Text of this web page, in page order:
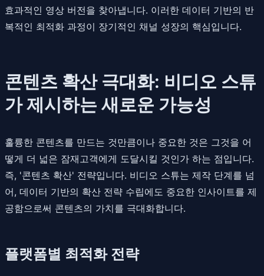
효과적인 영상 버전을 찾아냅니다. 이러한 데이터 기반의 반
복적인 최적화 과정이 장기적인 채널 성장의 핵심입니다.
콘텐츠 확산 극대화: 비디오 스튜
가 제시하는 새로운 가능성
훌륭한 콘텐츠를 만드는 것만큼이나 중요한 것은 그것을 어
떻게 더 넓은 잠재고객에게 도달시킬 것인가 하는 점입니다.
즉, '콘텐츠 확산' 전략입니다. 비디오 스튜는 제작 단계를 넘
어, 데이터 기반의 확산 전략 수립에도 중요한 인사이트를 제
공함으로써 콘텐츠의 가치를 극대화합니다.
플랫폼별 최적화 전략